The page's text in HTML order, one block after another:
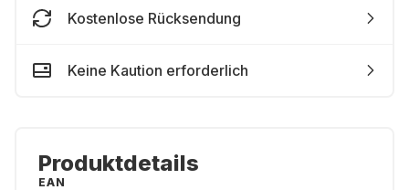
Kostenlose Rücksendung
Keine Kaution erforderlich
Produktdetails
EAN